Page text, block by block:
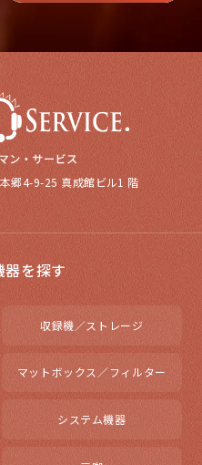
郷4-9-25 真成館ビル1 階
器を探す
収録機／ストレージ
マットボックス／フィルター
システム機器